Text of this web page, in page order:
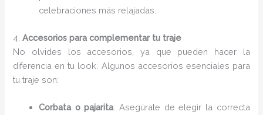
celebraciones más relajadas.
4.Accesorios para complementar tu traje
No olvides los accesorios, ya que pueden hacer la
diferencia en tu look. Algunos accesorios esenciales para
tu traje son:
Corbata o pajarita: Asegúrate de elegir la correcta